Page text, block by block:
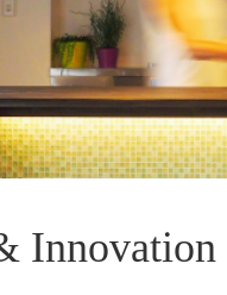
Innovation